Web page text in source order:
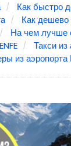
Как быстро
Как дешево
На чем лучше
Такси из
из